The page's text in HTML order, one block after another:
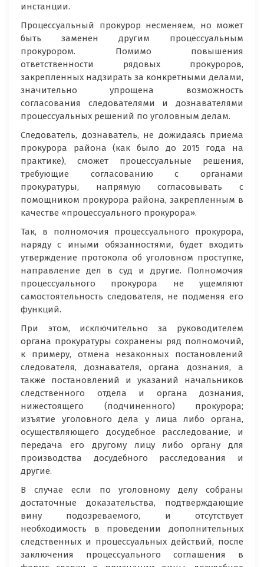
инстанции.
Процессуальный прокурор несменяем, но может
быть заменен другим процессуальным
прокурором. Помимо повышения
ответственности рядовых прокуроров,
закрепленных надзирать за конкретными делами,
значительно упрощена возможность
согласования следователями и дознавателями
процессуальных решений по уголовным делам.
Следователь, дознаватель, не дожидаясь приема
прокурора района (как было до 2015 года на
практике), сможет процессуальные решения,
требующие согласованию с органами
прокуратуры, напрямую согласовывать с
помощником прокурора района, закрепленным в
качестве «процессуального прокурора».
Так, в полномочия процессуального прокурора,
наряду с иными обязанностями, будет входить
утверждение протокола об уголовном проступке,
направление дел в суд и другие. Полномочия
процессуального прокурора не ущемляют
самостоятельность следователя, не подменяя его
функций.
При этом, исключительно за руководителем
органа прокуратуры сохранены ряд полномочий,
к примеру, отмена незаконных постановлений
следователя, дознавателя, органа дознания, а
также постановлений и указаний начальников
следственного отдела и органа дознания,
нижестоящего (подчиненного) прокурора;
изъятие уголовного дела у лица либо органа,
осуществляющего досудебное расследование, и
передача его другому лицу либо органу для
производства досудебного расследования и
другие.
В случае если по уголовному делу собраны
достаточные доказательства, подтверждающие
вину подозреваемого, и отсутствует
необходимость в проведении дополнительных
следственных и процессуальных действий, после
заключения процессуального соглашения в